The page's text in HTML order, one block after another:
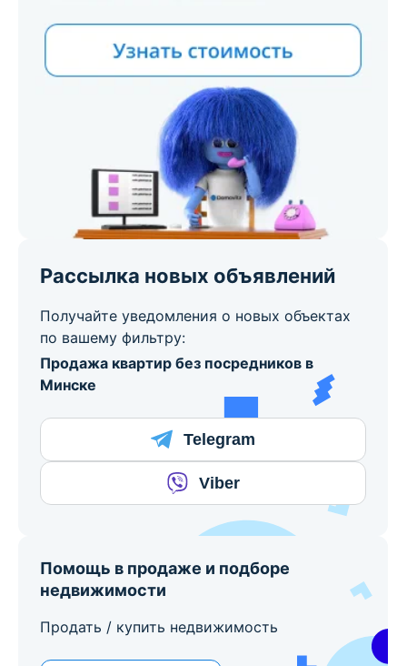
Рассылка новых объявлений
Получайте уведомления о новых объектах
по вашему фильтру:
Продажа квартир без посредников в
Минске
Telegram
Viber
Помощь в продаже и подборе
недвижимости
Продать / купить недвижимость